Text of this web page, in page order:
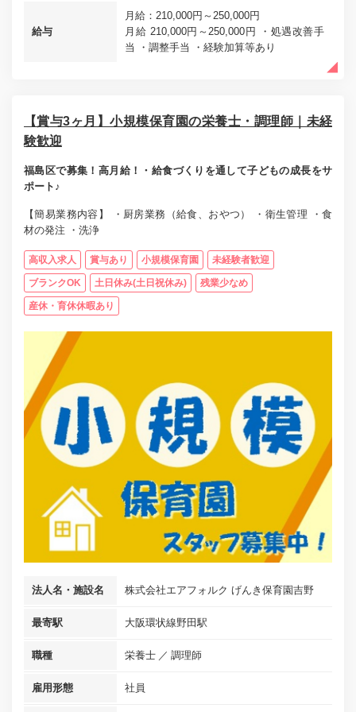
給与
月給：210,000円～250,000円
月給 210,000円～250,000円 ・処遇改善手
当 ・調整手当 ・経験加算等あり
【賞与3ヶ月】小規模保育園の栄養士・調理師｜未経
験歓迎
福島区で募集！高月給！・給食づくりを通して子どもの成長をサ
ポート♪
【簡易業務内容】 ・厨房業務（給食、おやつ） ・衛生管理 ・食
材の発注 ・洗浄
高収入求人 賞与あり 小規模保育園 未経験者歓迎
ブランクOK 土日休み(土日祝休み) 残業少なめ
産休・育休休暇あり
法人名・施設名 株式会社エアフォルク げんき保育園吉野
最寄駅 大阪環状線野田駅
職種 栄養士 調理師
雇用形態 社員